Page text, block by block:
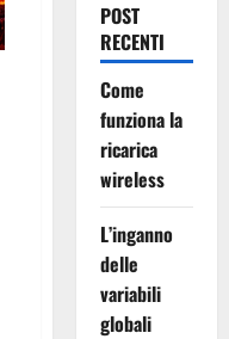
POST
RECENTI
Come
funziona la
ricarica
wireless
L’inganno
delle
variabili
globali